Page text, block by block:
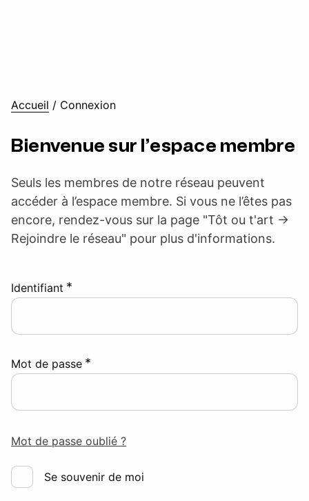
Accueil / Connexion
Bienvenue sur l’espace membre
Seuls les membres de notre réseau peuvent
accéder à l’espace membre. Si vous ne l’êtes pas
encore, rendez-vous sur la page "Tôt ou t'art ->
Rejoindre le réseau" pour plus d'informations.
Identifiant *
Mot de passe *
Mot de passe oublié ?
Se souvenir de moi